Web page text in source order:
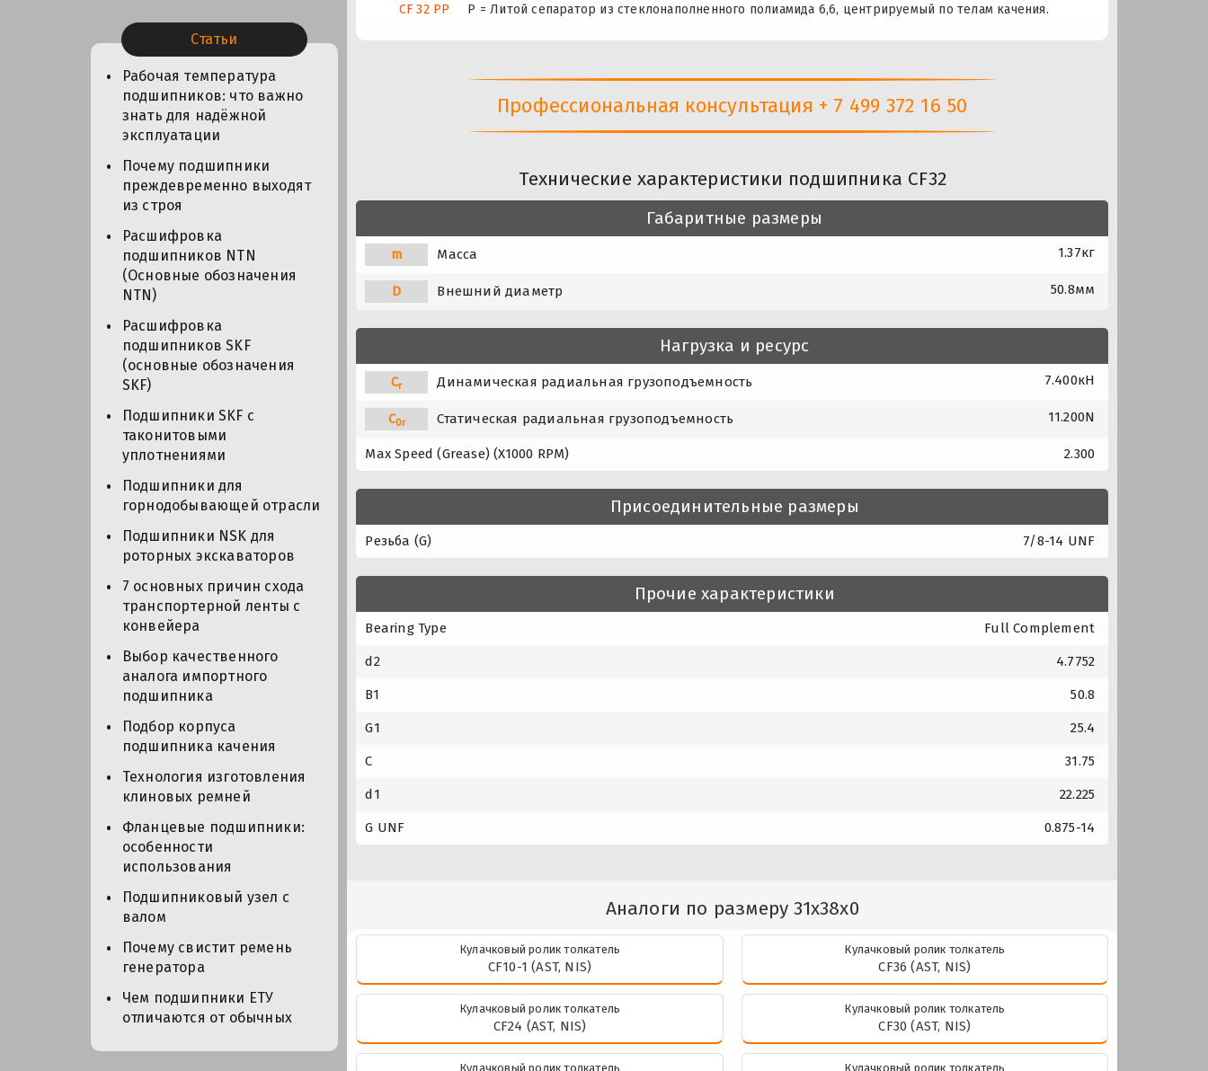
Статьи
Рабочая температура
подшипников: что важно
знать для надёжной
эксплуатации
Почему подшипники
преждевременно выходят
из строя
Расшифровка
подшипников NTN
(Основные обозначения
NTN)
Расшифровка
подшипников SKF
(основные обозначения
SKF)
Подшипники SKF с
таконитовыми
уплотнениями
Подшипники для
горнодобывающей отрасли
Подшипники NSK для
роторных экскаваторов
7 основных причин схода
транспортерной ленты с
конвейера
Выбор качественного
аналога импортного
подшипника
Подбор корпуса
подшипника качения
Технология изготовления
клиновых ремней
Фланцевые подшипники:
особенности
использования
Подшипниковый узел с
валом
Почему свистит ремень
генератора
Чем подшипники ЕТУ
отличаются от обычных
CF 32 PP
P = Литой сепаратор из стеклонаполненного полиамида 6,6, центрируемый по телам качения.
Профессиональная консультация + 7 499 372 16 50
Технические характеристики подшипника CF32
Габаритные размеры
m Масса 1.37кг
D Внешний диаметр 50.8мм
Нагрузка и ресурс
Cr Динамическая радиальная грузоподъемность 7.400кН
C0r Статическая радиальная грузоподъемность 11.200N
Max Speed (Grease) (X1000 RPM) 2.300
Присоединительные размеры
Резьба (G) 7/8-14 UNF
Прочие характеристики
Bearing Type Full Complement
d2 4.7752
B1 50.8
G1 25.4
C 31.75
d1 22.225
G UNF 0.875-14
Аналоги по размеру 31x38x0
Кулачковый ролик толкатель
CF10-1 (AST, NIS)
Кулачковый ролик толкатель
CF36 (AST, NIS)
Кулачковый ролик толкатель
CF24 (AST, NIS)
Кулачковый ролик толкатель
CF30 (AST, NIS)
Кулачковый ролик толкатель Кулачковый ролик толкатель